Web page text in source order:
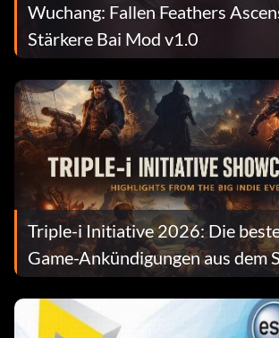
Wuchang: Fallen Feathers
Stärkere Bai Mod v1.0
Triple-i Initiative 2026: Die
Game-Ankündigungen aus dem